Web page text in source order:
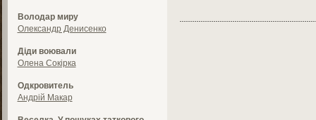
Володар миру
Олександр Денисенко
Діди воювали
Олена Сокірка
Одкровитель
Андрій Макар